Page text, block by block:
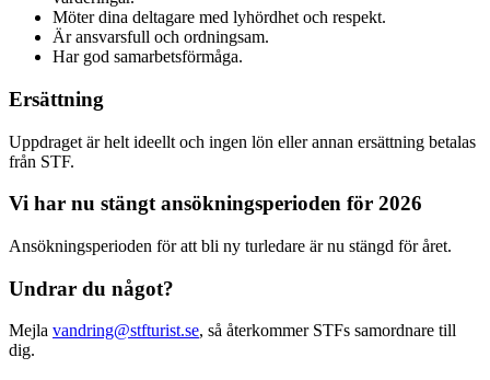
Möter dina deltagare med lyhördhet och respekt.
Är ansvarsfull och ordningsam.
Har god samarbetsförmåga.
Ersättning
Uppdraget är helt ideellt och ingen lön eller annan ersättning betalas
från STF.
Vi har nu stängt ansökningsperioden för 2026
Ansökningsperioden för att bli ny turledare är nu stängd för året.
Undrar du något?
Mejla vandring@stfturist.se, så återkommer STFs samordnare till
dig.